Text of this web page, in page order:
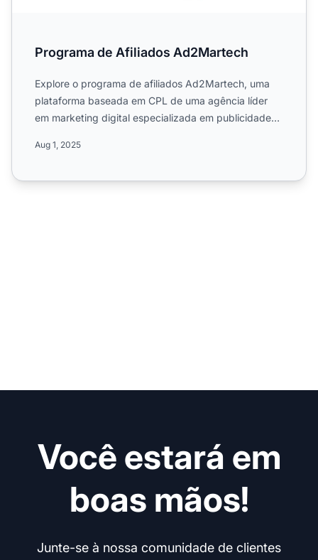
Programa de Afiliados Ad2Martech
Explore o programa de afiliados Ad2Martech, uma
plataforma baseada em CPL de uma agência líder
em marketing digital especializada em publicidade
Aug 1, 2025
Você estará em
boas mãos!
Junte-se à nossa comunidade de clientes